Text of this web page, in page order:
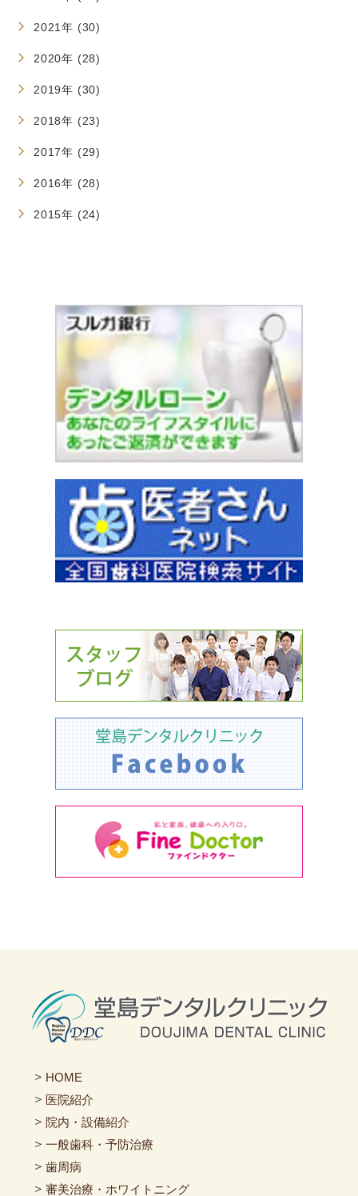
2021年 (30)
2020年 (28)
2019年 (30)
2018年 (23)
2017年 (29)
2016年 (28)
2015年 (24)
＞ HOME
＞ 医院紹介
＞院内・設備紹介
＞一般歯科・予防治療
＞歯周病
＞審美治療・ホワイトニング